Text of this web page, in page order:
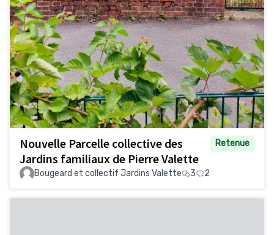
Nouvelle Parcelle collective des
Jardins familiaux de Pierre Valette
Retenue
Bougeard et collectif Jardins Valette 3 2